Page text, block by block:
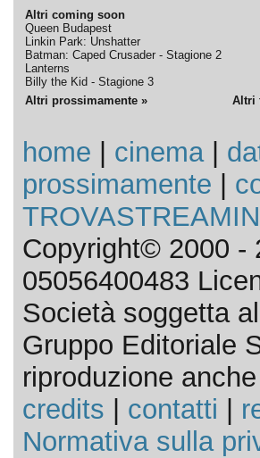
Altri coming soon
Queen Budapest
Linkin Park: Unshatter
Batman: Caped Crusader - Stagione 2
Lanterns
Billy the Kid - Stagione 3
Altri prossimamente » Altri
home cinema|
prossimamente
Copyright© 2000 -
05056400483
Società soggetta
Gruppo Editoriale
riproduzione
credits
contatti
Normativa sulla